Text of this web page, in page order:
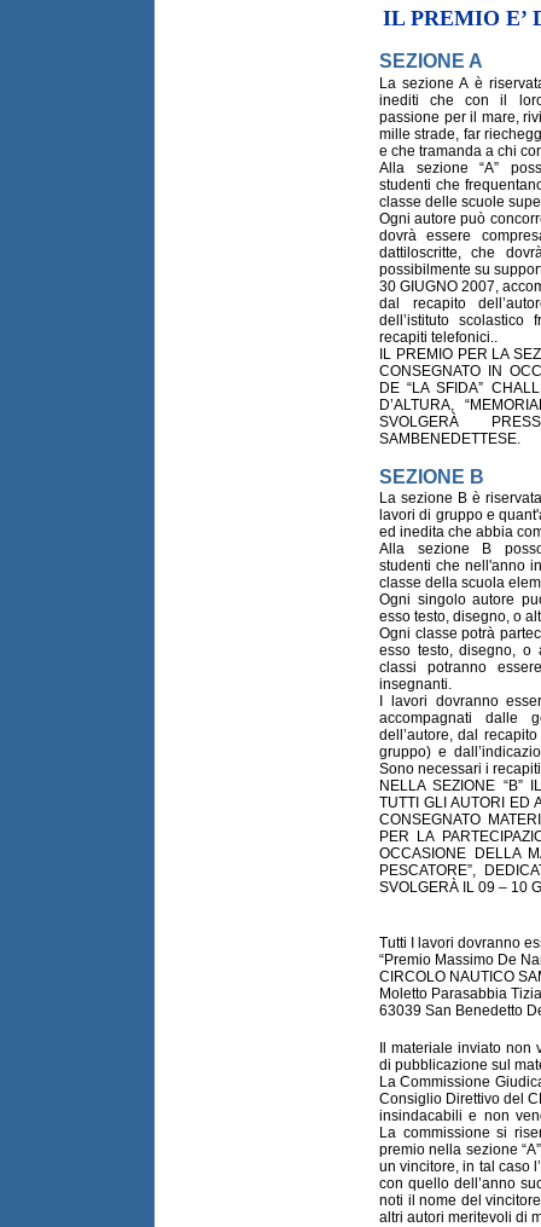
IL PREMIO E’
SEZIONE A
La sezione A è
inediti che con il
passione per il mare,
mille strade, far
e che tramanda a chi
Alla sezione “A”
studenti che
classe delle scuole
Ogni autore può
dovrà essere
dattiloscritte, che
possibilmente su
30 GIUGNO 2007,
dal recapito
dell’istituto scolastico
recapiti telefonici..
IL PREMIO PER LA
CONSEGNATO IN
DE “LA SFIDA”
D’ALTURA,
SVOLGERÀ
SAMBENEDETTESE.
SEZIONE B
La sezione B è
lavori di gruppo e
ed inedita che abbia
Alla sezione B
studenti che nell'anno
classe della scuola
Ogni singolo autore
esso testo, disegno, o
Ogni classe potrà
esso testo, disegno,
classi potranno
insegnanti.
I lavori dovranno
accompagnati dalle
dell’autore, dal
gruppo) e
Sono necessari i
NELLA SEZIONE “B”
TUTTI GLI AUTORI ED
CONSEGNATO
PER LA
OCCASIONE DELLA
PESCATORE”,
SVOLGERÀ IL 09 – 10
Tutti I lavori dovranno
“Premio Massimo De
CIRCOLO NAUTICO
Moletto Parasabbia
63039 San Benedetto
Il materiale inviato non
di pubblicazione sul
La Commissione
Consiglio Direttivo del
insindacabili e non
La commissione si
premio nella sezione
un vincitore, in tal caso
con quello dell’anno
noti il nome del
altri autori meritevoli di